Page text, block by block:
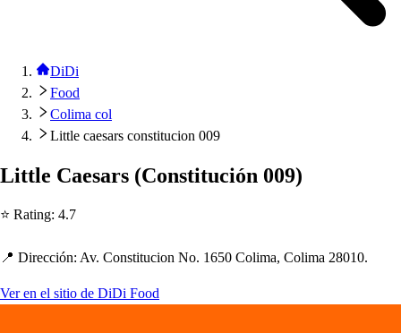
DiDi
Food
Colima col
Little caesars constitucion 009
Little Caesars (Constitución 009)
⭐ Rating: 4.7
📍 Dirección: Av. Constitucion No. 1650 Colima, Colima 28010.
Ver en el sitio de DiDi Food